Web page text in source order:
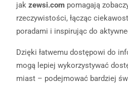
jak zewsi.com pomagają
rzeczywistości, łącząc
poradami i inspirując do
Dzięki łatwemu dostępowi do
mogą lepiej wykorzystywać
miast – podejmować bardziej